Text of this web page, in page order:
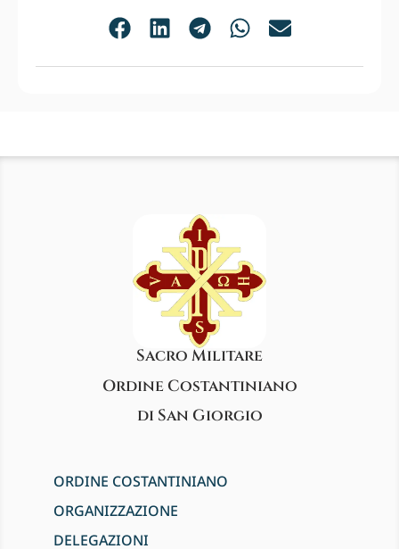
Sacro Militare
Ordine Costantiniano
di San Giorgio
ORDINE COSTANTINIANO
ORGANIZZAZIONE
DELEGAZIONI